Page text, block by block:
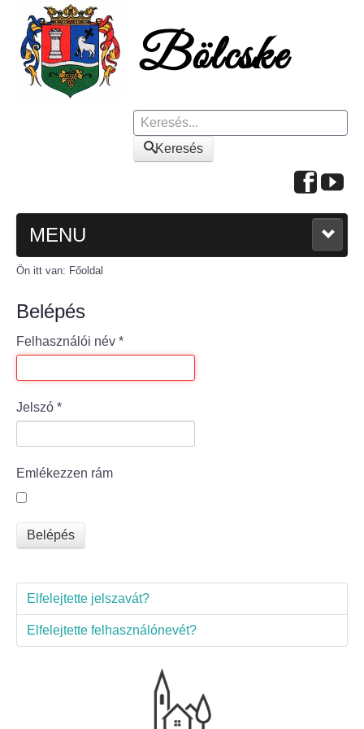
Keresés
Keresés
MENU
FŐOLDAL
A KÖZSÉGRŐL
Polgármesteri köszöntő
Bölcske település
Mi újság Bölcskén?
Értéktár bizottság
Látnivalók
Szállások
Református Egyház
Ön itt van: Főoldal
Belépés
Felhasználói név *
Jelszó *
Emlékezzen rám
Belépés
Elfelejtette jelszavát?
Elfelejtette felhasználónevét?